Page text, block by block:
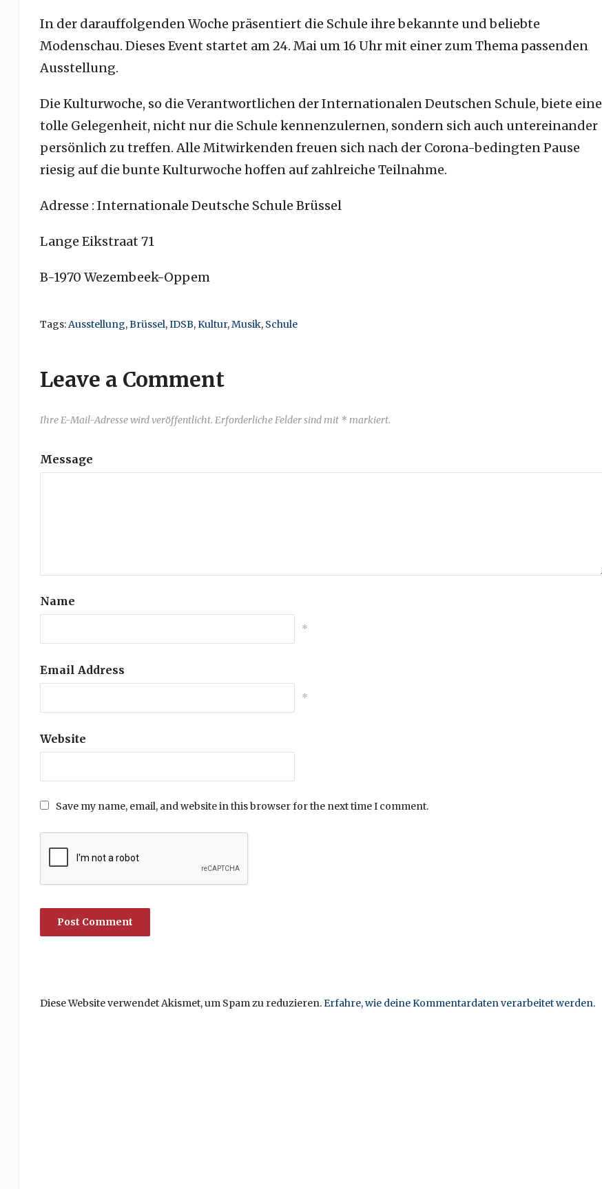
In der darauffolgenden Woche präsentiert die Schule ihre bekannte und beliebte
Modenschau. Dieses Event startet am 24. Mai um 16 Uhr mit einer zum Thema passenden
Ausstellung.
Die Kulturwoche, so die Verantwortlichen der Internationalen Deutschen Schule, biete eine
tolle Gelegenheit, nicht nur die Schule kennenzulernen, sondern sich auch untereinander
persönlich zu treffen. Alle Mitwirkenden freuen sich nach der Corona-bedingten Pause
riesig auf die bunte Kulturwoche hoffen auf zahlreiche Teilnahme.
Adresse : Internationale Deutsche Schule Brüssel
Lange Eikstraat 71
B-1970 Wezembeek-Oppem
Tags:Ausstellung,Brüssel,IDSB,Kultur,Musik, Schule
Leave a Comment
Ihre E-Mail-Adresse wird veröffentlicht. Erforderliche Felder sind mit * markiert.
Message
Name
*
Email Address
*
Website
Save my name, email, and website in this browser for the next time I comment.
Diese Website verwendet Akismet, um Spam zu reduzieren.Erfahre, wie deine Kommentardaten verarbeitet werden.